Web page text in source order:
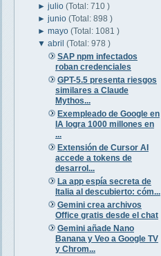
►julio(Total: 710 )
►junio(Total: 898 )
►mayo(Total: 1081 )
▼abril(Total: 978 )
SAP npm infectados
roban credenciales
GPT-5.5 presenta riesgos
similares a Claude
Mythos...
Exempleado de Google en
IA logra 1000 millones en
...
Extensión de Cursor AI
accede a tokens de
desarrol...
La app espía secreta de
Italia al descubierto: cóm...
Gemini crea archivos
Office gratis desde el chat
Gemini añade Nano
Banana y Veo a Google TV
y Chrom...